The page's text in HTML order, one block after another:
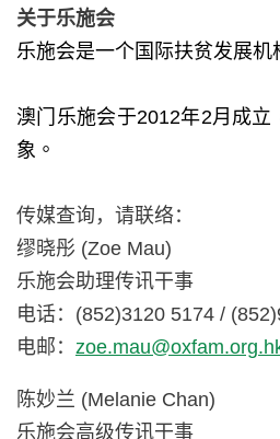
关于乐施会
乐施会是一个国际扶贫发展机
澳门乐施会于2012年2月成立
象。
传媒查询，请联络：
缪晓彤 (Zoe Mau)
乐施会助理传讯干事
电话：(852)3120 5174 /
电邮：
陈妙兰 (Melanie Chan)
乐施会高级传讯干事